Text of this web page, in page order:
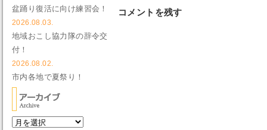
コメントを残す
盆踊り復活に向け練習会！
2026.08.03.
地域おこし協力隊の辞令交
付！
2026.08.02.
市内各地で夏祭り！